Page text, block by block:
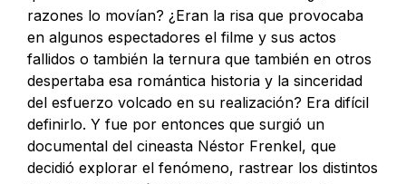
razones lo movían? ¿Eran la risa que provocaba
en algunos espectadores el filme y sus actos
fallidos o también la ternura que también en otros
despertaba esa romántica historia y la sinceridad
del esfuerzo volcado en su realización? Era difícil
definirlo. Y fue por entonces que surgió un
documental del cineasta Néstor Frenkel, que
decidió explorar el fenómeno, rastrear los distintos